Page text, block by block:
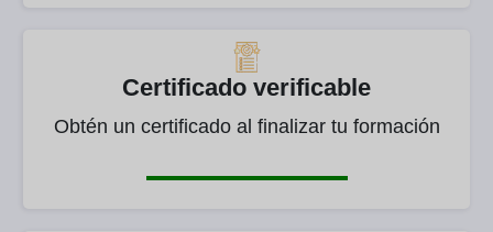
Certificado verificable
Obtén un certificado al finalizar tu formación